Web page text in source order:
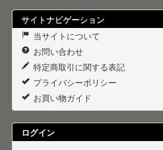
サイトナビゲーション
当サイトについて
お問い合わせ
特定商取引に関する表記
プライバシーポリシー
お買い物ガイド
ログイン